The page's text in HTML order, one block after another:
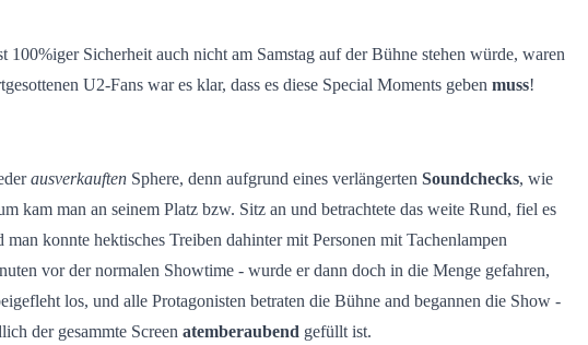
Sicherheit auch nicht am Samstag auf der Bühne stehen würde, waren
U2-Fans war es klar, dass es diese Special Moments geben muss!
ausverkauften Sphere, denn aufgrund eines verlängerten Soundchecks, wie
kam man an seinem Platz bzw. Sitz an und betrachtete das weite Rund, fiel es
konnte hektisches Treiben dahinter mit Personen mit Tachenlampen
vor der normalen Showtime - wurde er dann doch in die Menge gefahren,
los, und alle Protagonisten betraten die Bühne and begannen die Show -
der gesammte Screen atemberaubend gefüllt ist.